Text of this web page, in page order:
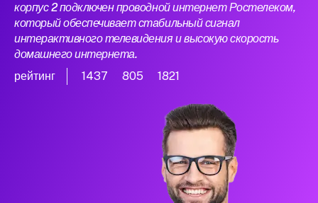
корпус 2 подключен проводной интернет Ростелеком,
который обеспечивает стабильный сигнал
интерактивного телевидения и высокую скорость
домашнего интернета.
рейтинг
1437 805 1821